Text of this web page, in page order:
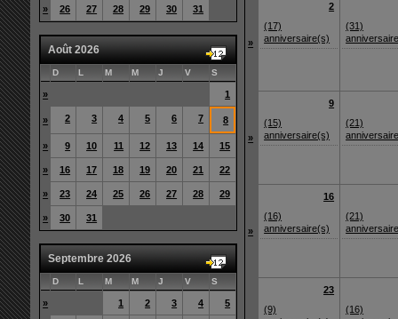
» 26 27 28 29 30 31
Août 2026
D L M M J V S
» 1
» 2 3 4 5 6 7 8
» 9 10 11 12 13 14 15
» 16 17 18 19 20 21 22
» 23 24 25 26 27 28 29
» 30 31
Septembre 2026
D L M M J V S
» 1 2 3 4 5
»
2
(17)
anniversaire(s)
(31)
»
9
(15)
anniversaire(s)
(21)
»
16
(16)
anniversaire(s)
(21)
23
(9)
(16)